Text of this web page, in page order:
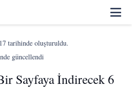
tarihinde oluşturuldu.
güncellendi
Sayfaya İndirecek 6